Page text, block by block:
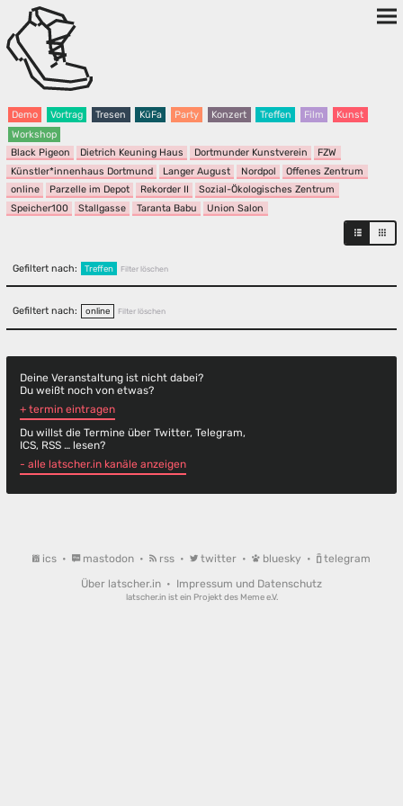
Demo Vortrag Tresen KüFa Party Konzert Treffen Film
Kunst
Workshop
Black Pigeon
Dietrich Keuning Haus Dortmunder Kunstverein
FZW
Künstler*innenhaus Dortmund
Langer August Nordpol
Offenes Zentrum
online
Parzelle im Depot Rekorder II
Sozial-Ökologisches Zentrum
Speicher100
Stallgasse Taranta Babu Union Salon
Gefiltert nach: Treffen Filter löschen
Gefiltert nach: online Filter löschen
Deine Veranstaltung ist nicht dabei?
Du weißt noch von etwas?
+ termin eintragen
Du willst die Termine über Twitter, Telegram,
ICS, RSS … lesen?
- alle latscher.in kanäle anzeigen
ics • mastodon • rss • twitter • bluesky •
telegram
Über latscher.in • Impressum und Datenschutz
latscher.in ist ein Projekt des Meme e.V.